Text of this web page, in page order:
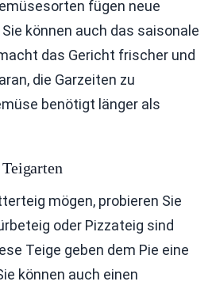
fügen neue
können auch das saisonale
das Gericht frischer und
die Garzeiten zu
benötigt länger als
mögen, probieren Sie
oder Pizzateig sind
Teige geben dem Pie eine
können auch einen